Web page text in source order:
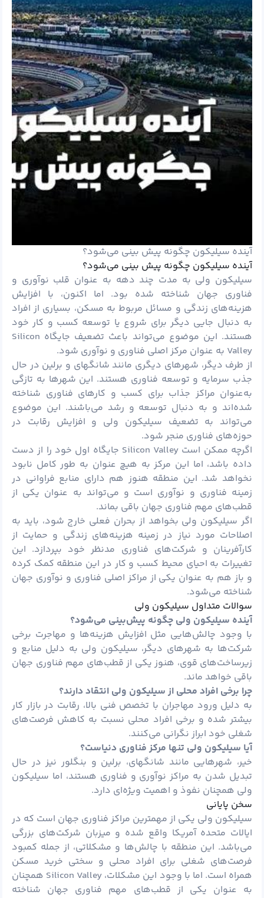
آینده سیلیکون چگونه پیش بینی می‌شود؟
آینده سیلیکون چگونه پیش بینی می‌شود؟
سیلیکون ولی به مدت چند دهه به عنوان قلب نوآوری و
فناوری جهان شناخته شده بود. اما اکنون، با افزایش
هزینه‌های زندگی و مسائل مربوط به مسکن، بسیاری از افراد
به دنبال جایی دیگر برای شروع یا توسعه کسب و کار خود
هستند. این موضوع می‌تواند باعث تضعیف جایگاه Silicon
Valley به عنوان مرکز اصلی فناوری و نوآوری شود.
از طرف دیگر، شهرهای دیگری مانند شانگهای و برلین در حال
جذب سرمایه و توسعه فناوری هستند. این شهرها به تازگی
به‌عنوان مراکز جذاب برای کسب و کارهای فناوری شناخته
شده‌اند و به دنبال توسعه و رشد می‌باشند. این موضوع
می‌تواند به تضعیف سیلیکون ولی و افزایش رقابت در
حوزه‌های فناوری منجر شود.
اگرچه ممکن است Silicon Valley جایگاه اول خود را از دست
داده باشد، اما این مرکز به هیچ عنوان به طور کامل نابود
نخواهد شد. این منطقه هنوز هم دارای منابع فراوانی در
زمینه فناوری و نوآوری است و می‌تواند به عنوان یکی از
قطب‌های مهم فناوری جهان باقی بماند.
اگر سیلیکون ولی بخواهد از بحران فعلی خارج شود، باید به
اصلاحات مورد نیاز در زمینه هزینه‌های زندگی و حمایت از
کارآفرینان و شرکت‌های فناوری مدنظر خود بپردازد. این
تغییرات به احیای محیط کسب و کار در این منطقه کمک کرده
و باز هم به عنوان یکی از مراکز اصلی فناوری و نوآوری جهان
شناخته می‌شود.
سوالات متداول سیلیکون ولی
آینده سیلیکون ولی چگونه پیش‌بینی می‌شود؟
با وجود چالش‌هایی مثل افزایش هزینه‌ها و مهاجرت برخی
شرکت‌ها به شهرهای دیگر، سیلیکون ولی به دلیل منابع و
زیرساخت‌های قوی، هنوز یکی از قطب‌های مهم فناوری جهان
باقی خواهد ماند.
چرا برخی افراد محلی از سیلیکون ولی انتقاد دارند؟
به دلیل ورود مهاجران با تخصص فنی بالا، رقابت در بازار کار
بیشتر شده و برخی افراد محلی نسبت به کاهش فرصت‌های
شغلی خود ابراز نگرانی می‌کنند.
آیا سیلیکون ولی تنها مرکز فناوری دنیاست؟
خیر، شهرهایی مانند شانگهای، برلین و بنگلور نیز در حال
تبدیل شدن به مراکز نوآوری و فناوری هستند، اما سیلیکون
ولی همچنان نفوذ و اهمیت ویژه‌ای دارد.
سخن پایانی
سیلیکون ولی یکی از مهمترین مراکز فناوری جهان است که در
ایالات متحده آمریکا واقع شده و میزبان شرکت‌های بزرگی
می‌باشد. این منطقه با چالش‌ها و مشکلاتی، از جمله کمبود
فرصت‌های شغلی برای افراد محلی و سختی خرید مسکن
همراه است. اما با وجود این مشکلات، Silicon Valley همچنان
به عنوان یکی از قطب‌های مهم فناوری جهان شناخته